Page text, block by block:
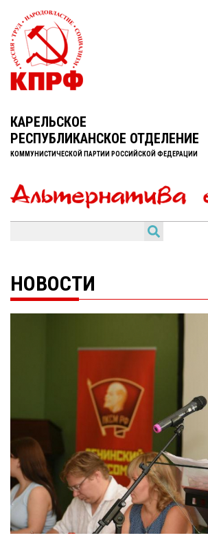
КАРЕЛЬСКОЕ
РЕСПУБЛИКАНСКОЕ ОТДЕЛЕНИЕ
КОММУНИСТИЧЕСКОЙ ПАРТИИ РОССИЙСКОЙ ФЕДЕРАЦИИ
НОВОСТИ